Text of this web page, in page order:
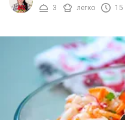
3
легко 15